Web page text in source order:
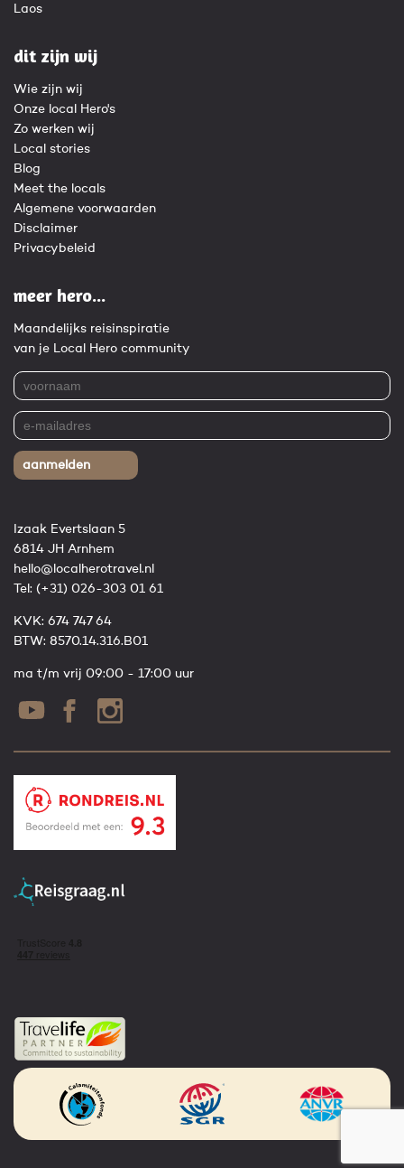
Laos
dit zijn wij
Wie zijn wij
Onze local Hero's
Zo werken wij
Local stories
Blog
Meet the locals
Algemene voorwaarden
Disclaimer
Privacybeleid
meer hero...
Maandelijks reisinspiratie
van je Local Hero community
aanmelden
Izaak Evertslaan 5
6814 JH Arnhem
hello@localherotravel.nl
Tel: (+31) 026-303 01 61
KVK: 674 747 64
BTW: 8570.14.316.B01
ma t/m vrij 09:00 - 17:00 uur